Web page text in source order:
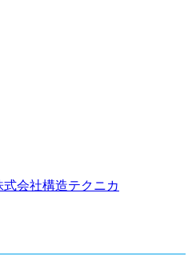
式会社構造テクニカ